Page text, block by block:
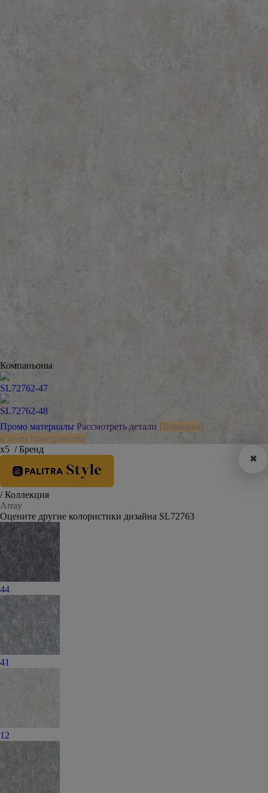
Компаньоны
SL72762-47
SL72762-48
Промо материалы Рассмотреть детали Примерка
в моем пространстве
х5
✖
/ Бренд
/ Коллекция
Array
Оцените другие колористики дизайна SL72763
44
41
12